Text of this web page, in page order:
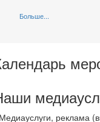
Больше...
реклама